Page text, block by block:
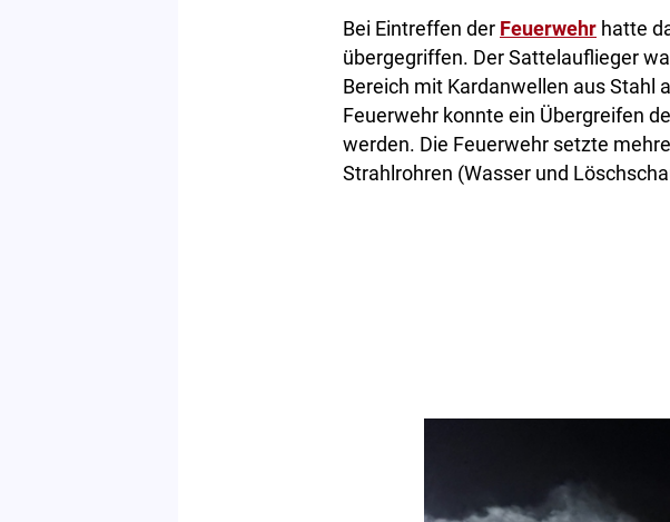
Bei Eintreffen der Feuerwehr hatte
übergegriffen. Der Sattelauflieger
Bereich mit Kardanwellen aus Stahl
Feuerwehr konnte ein Übergreifen
werden. Die Feuerwehr setzte
Strahlrohren (Wasser und